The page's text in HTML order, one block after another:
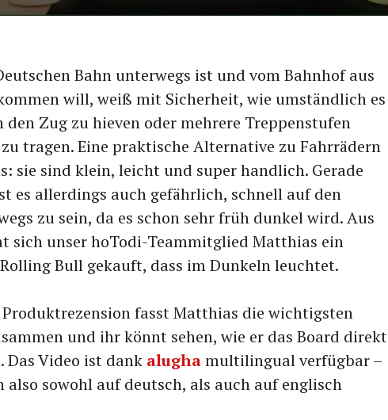
Bahn unterwegs ist und vom Bahnhof aus
will, weiß mit Sicherheit, wie umständlich es
Zug zu hieven oder mehrere Treppenstufen
tragen. Eine praktische Alternative zu Fahrrädern
sie sind klein, leicht und super handlich. Gerade
es allerdings auch gefährlich, schnell auf den
zu sein, da es schon sehr früh dunkel wird. Aus
sich unser hoTodi-Teammitglied Matthias ein
Bull gekauft, dass im Dunkeln leuchtet.
fasst Matthias die wichtigsten
und ihr könnt sehen, wie er das Board direkt
Das Video ist dank alughamultilingual verfügbar –
also sowohl auf deutsch, als auch auf englisch